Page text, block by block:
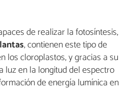
de realizar la fotosíntesis,
, contienen este tipo de
los cloroplastos, y gracias a su
luz en la longitud del espectro
de energía lumínica en